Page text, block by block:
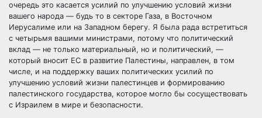
очередь это касается усилий по улучшению условий жизни
вашего народа — будь то в секторе Газа, в Восточном
Иерусалиме или на Западном берегу. Я была рада встретиться
с четырьмя вашими министрами, потому что политический
вклад — не только материальный, но и политический, —
который вносит ЕС в развитие Палестины, направлен, в том
числе, и на поддержку ваших политических усилий по
улучшению условий жизни палестинцев и формированию
палестинского государства, которое могло бы сосуществовать
с Израилем в мире и безопасности.